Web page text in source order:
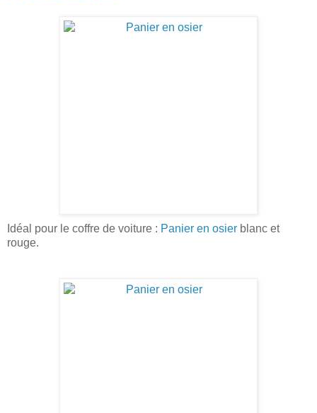
Idéal pour le coffre de voiture : Panier en osier blanc et
rouge.